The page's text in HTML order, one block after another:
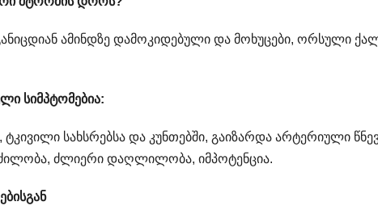
ამინდზე დამოკიდებული და მოხუცები, ორსული
სიმპტომებია:
სახსრებსა და კუნთებში, გაიზარდა არტერიული
ძლიერი დაღლილობა, იმპოტენცია.